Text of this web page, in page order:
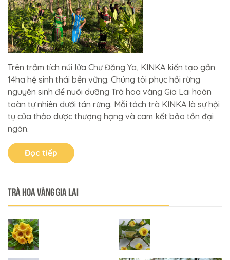
Trên trầm tích núi lửa Chư Đăng Ya, KINKA kiến tạo gần
14ha hệ sinh thái bền vững. Chúng tôi phục hồi rừng
nguyên sinh để nuôi dưỡng Trà hoa vàng Gia Lai hoàn
toàn tự nhiên dưới tán rừng. Mỗi tách trà KINKA là sự hội
tụ của thảo dược thượng hạng và cam kết bảo tồn đại
ngàn.
Đọc tiếp
Trà Hoa Vàng Gia Lai